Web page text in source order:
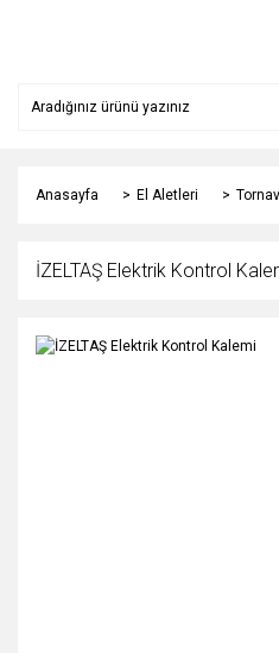
Anasayfa El Aletleri
İZELTAŞ Elektrik Kontrol